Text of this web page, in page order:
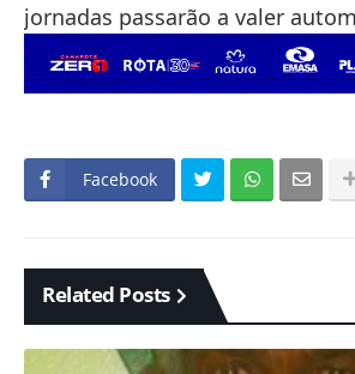
jornadas passarão a valer
Facebook
Related Posts